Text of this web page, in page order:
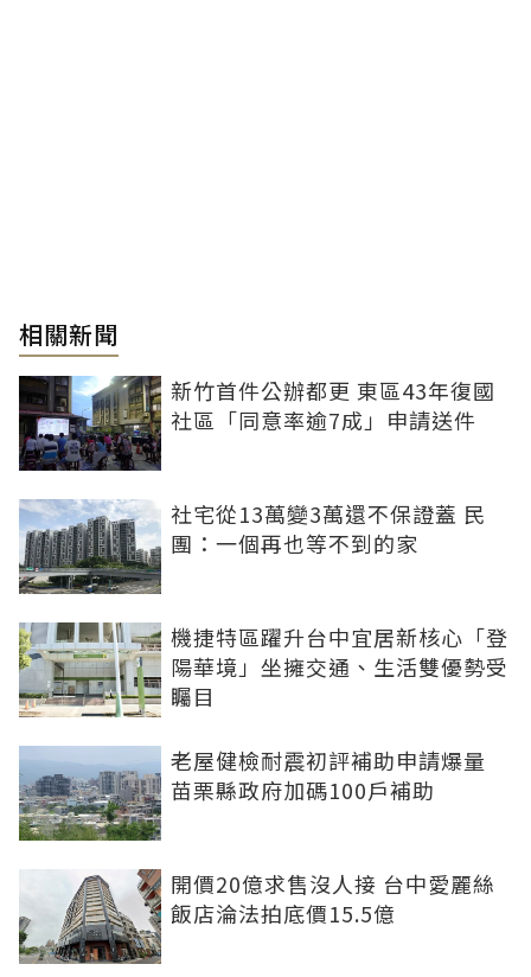
相關新聞
新竹首件公辦都更 東區43年復國
社區「同意率逾7成」申請送件
社宅從13萬變3萬還不保證蓋 民
團：一個再也等不到的家
機捷特區躍升台中宜居新核心「登
陽華境」坐擁交通、生活雙優勢受
矚目
老屋健檢耐震初評補助申請爆量
苗栗縣政府加碼100戶補助
開價20億求售沒人接 台中愛麗絲
飯店淪法拍底價15.5億